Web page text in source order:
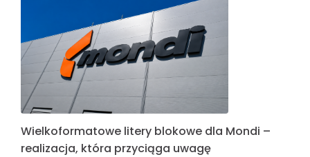
Wielkoformatowe litery blokowe dla Mondi –
realizacja, która przyciąga uwagę